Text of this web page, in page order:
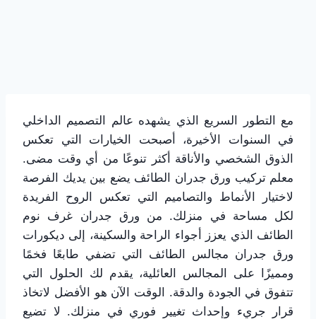
مع التطور السريع الذي يشهده عالم التصميم الداخلي
في السنوات الأخيرة، أصبحت الخيارات التي تعكس
الذوق الشخصي والأناقة أكثر تنوعًا من أي وقت مضى.
معلم تركيب ورق جدران الطائف يضع بين يديك الفرصة
لاختيار الأنماط والتصاميم التي تعكس الروح الفريدة
لكل مساحة في منزلك. من ورق جدران غرف نوم
الطائف الذي يعزز أجواء الراحة والسكينة، إلى ديكورات
ورق جدران مجالس الطائف التي تضفي طابعًا فخمًا
ومميزًا على المجالس العائلية، يقدم لك الحلول التي
تتفوق في الجودة والدقة. الوقت الآن هو الأفضل لاتخاذ
قرار جريء وإحداث تغيير فوري في منزلك. لا تضيع